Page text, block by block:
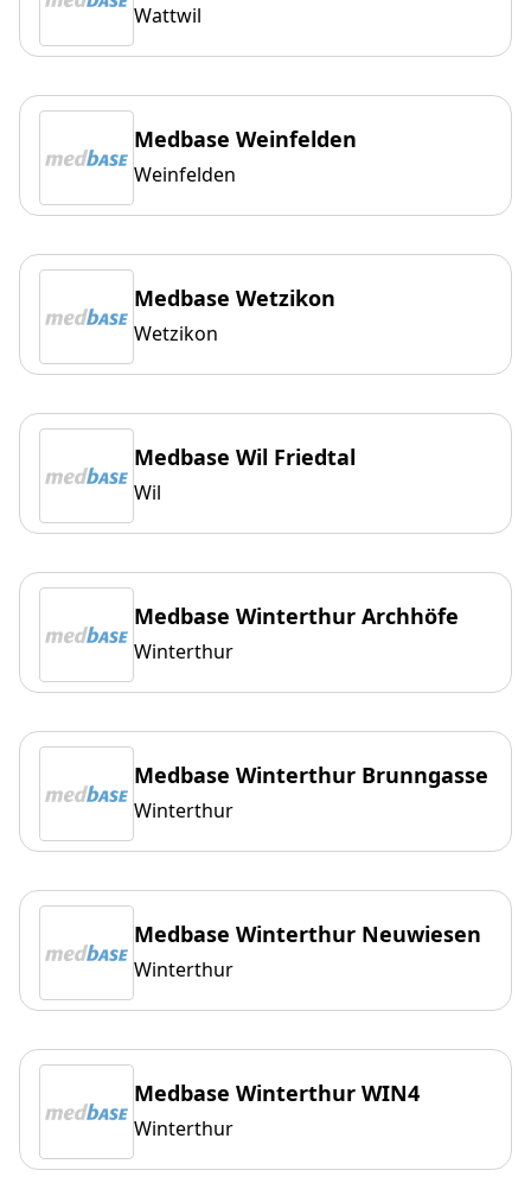
Wattwil
Medbase Weinfelden
Weinfelden
Medbase Wetzikon
Wetzikon
Medbase Wil Friedtal
Wil
Medbase Winterthur Archhöfe
Winterthur
Medbase Winterthur Brunngasse
Winterthur
Medbase Winterthur Neuwiesen
Winterthur
Medbase Winterthur WIN4
Winterthur